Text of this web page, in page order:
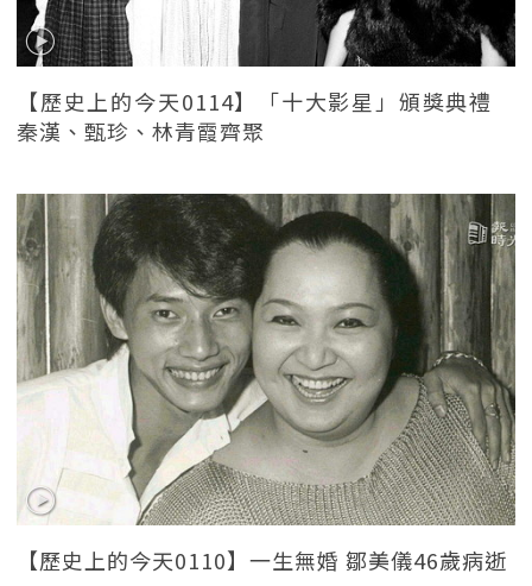
【歷史上的今天0114】「十大影星」頒獎典禮
秦漢、甄珍、林青霞齊聚
【歷史上的今天0110】一生無婚 鄒美儀46歲病逝